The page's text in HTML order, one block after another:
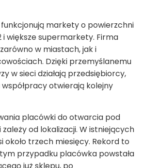
markety o powierzchni
i większe supermarkety. Firma
w miastach, jak i
Dzięki przemyślanemu
w sieci działają przedsiębiorcy,
otwierają kolejny
placówki do otwarcia pod
od lokalizacji. W istniejących
około trzech miesięcy. Rekord to
przypadku placówka powstała